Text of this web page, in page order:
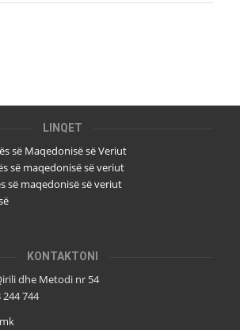
LINQET
së Maqedonisë së Veriut
së maqedonisë së veriut
së maqedonisë së veriut
KONTAKTONI
dhe Metodi nr 54
244 744